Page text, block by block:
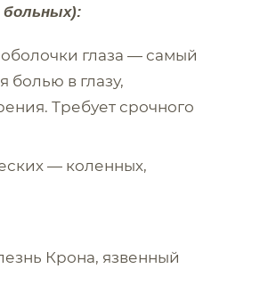
больных):
глаза — самый
болью в глазу,
Требует срочного
— коленных,
Крона, язвенный